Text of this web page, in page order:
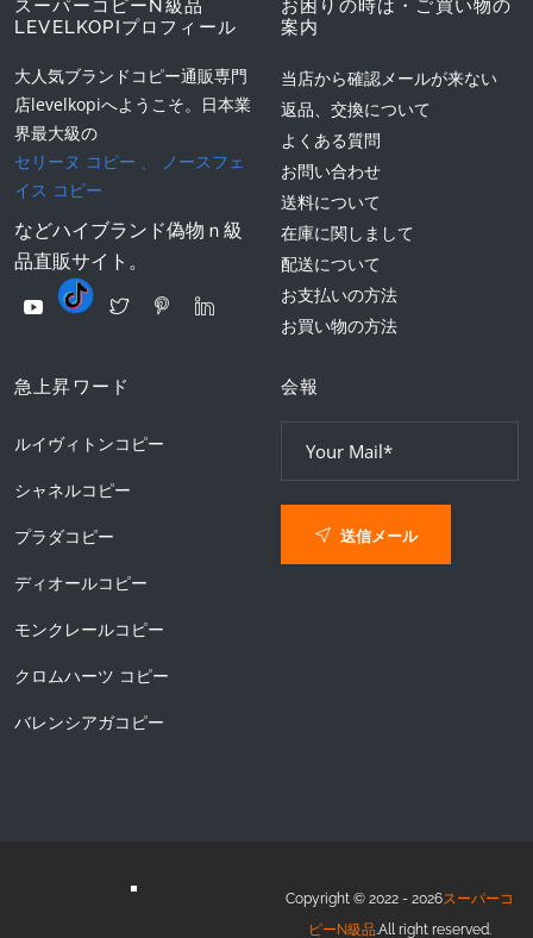
スーパーコピーN級品
LEVELKOPIプロフィール
大人気ブランドコピー通販専門
店levelkopiへようこそ。日本業
界最大級の
セリーヌ コピー
ノースフェ
イス コピー
などハイブランド偽物ｎ級
品直販サイト。
お困りの時は・ご買い物の
案内
当店から確認メールが来ない
返品、交換について
よくある質問
お問い合わせ
送料について
在庫に関しまして
配送について
お支払いの方法
お買い物の方法
急上昇ワード
ルイヴィトンコピー
シャネルコピー
プラダコピー
ディオールコピー
モンクレールコピー
クロムハーツ コピー
バレンシアガコピー
会報
送信メール
Copyright © 2022 - 2026スーパーコ
ピーN級品.All right reserved.